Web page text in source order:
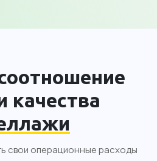
качества
свои операционные расходы